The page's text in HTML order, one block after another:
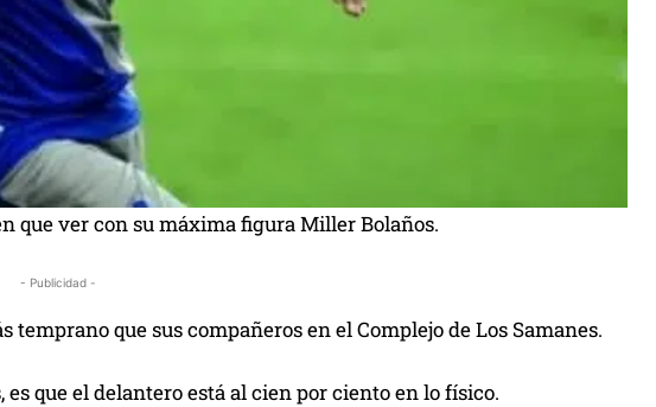
que ver con su máxima figura Miller Bolaños.
- Publicidad -
que sus compañeros en el Complejo de Los Samanes.
que el delantero está al cien por ciento en lo físico.